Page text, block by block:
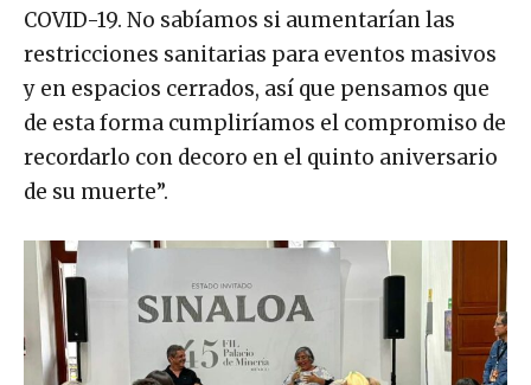
COVID-19. No sabíamos si aumentarían las
restricciones sanitarias para eventos masivos
y en espacios cerrados, así que pensamos que
de esta forma cumpliríamos el compromiso de
recordarlo con decoro en el quinto aniversario
de su muerte”.